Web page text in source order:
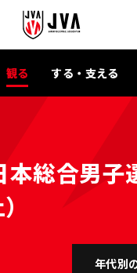
観る する・支える
総合男子
年代別